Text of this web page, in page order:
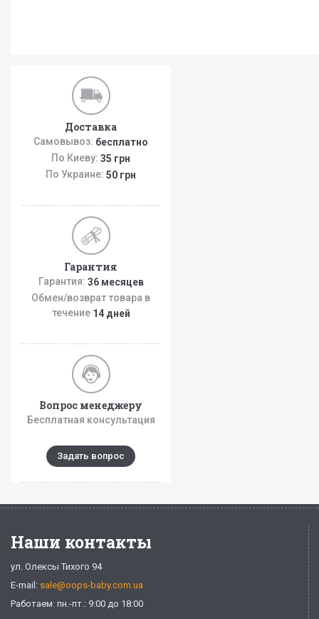
Доставка
Самовывоз: бесплатно
По Киеву: 35 грн
По Украине: 50 грн
Гарантия
Гарантия: 36 месяцев
Обмен/возврат товара в
течение 14 дней
Вопрос менеджеру
Бесплатная консультация
Задать вопрос
Наши контакты
ул. Олексы Тихого 94
E-mail: sale@oops-baby.com.ua
Работаем: пн.-пт.: 9:00 до 18:00